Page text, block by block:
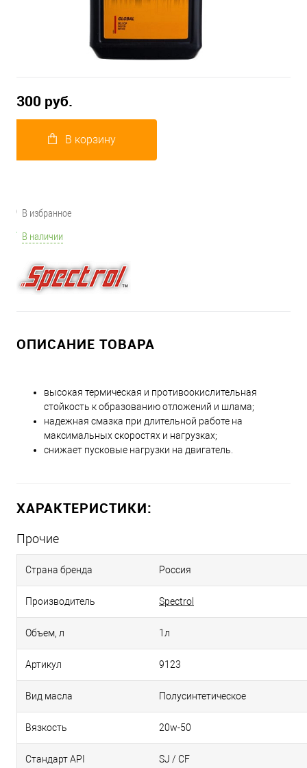
300 руб.
В корзину
В избранное
В наличии
ОПИСАНИЕ ТОВАРА
высокая термическая и противоокислительная
стойкость к образованию отложений и шлама;
надежная смазка при длительной работе на
максимальных скоростях и нагрузках;
снижает пусковые нагрузки на двигатель.
ХАРАКТЕРИСТИКИ:
Прочие
Страна бренда Россия
Производитель Spectrol
Объем, л 1л
Артикул 9123
Вид масла Полусинтетическое
Вязкость 20w-50
Стандарт API SJ / CF